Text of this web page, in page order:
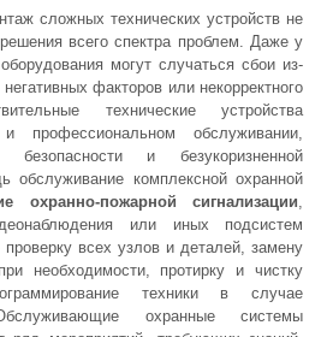
сложных технических устройств не
всего спектра проблем. Даже у
могут случаться сбои из-
факторов или некорректного
технические устройства
обслуживании,
и безукоризненной
обслуживание комплексной охранной
охранно-пожарной сигнализации,
или иных подсистем
всех узлов и деталей, замену
необходимости, протирку и чистку
техники в случае
охранные системы